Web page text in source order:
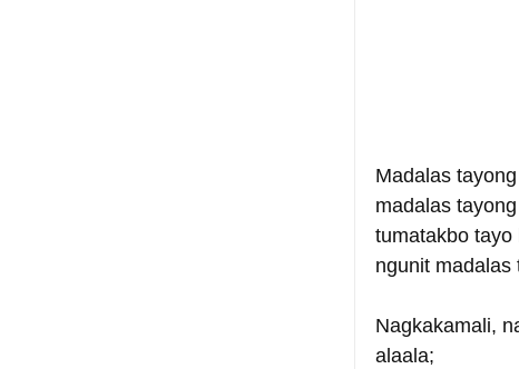
Madalas
madalas
tumatakbo tayo
ngunit madalas
Nagkakamali,
alaala;